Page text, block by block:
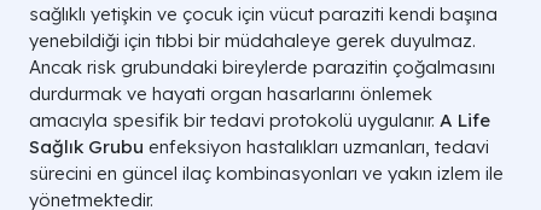
sağlıklı yetişkin ve çocuk için vücut paraziti kendi başına
yenebildiği için tıbbi bir müdahaleye gerek duyulmaz.
Ancak risk grubundaki bireylerde parazitin çoğalmasını
durdurmak ve hayati organ hasarlarını önlemek
amacıyla spesifik bir tedavi protokolü uygulanır. A Life
Sağlık Grubu enfeksiyon hastalıkları uzmanları, tedavi
sürecini en güncel ilaç kombinasyonları ve yakın izlem ile
yönetmektedir.